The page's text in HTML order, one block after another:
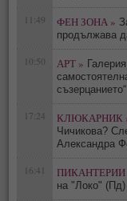
11:49 ФЕН ЗОНА »
продължава
10:50 АРТ »
съзерцанието“
17:24 КЛЮКАРНИК
Чичикова?
Александра
16:41 ПИКАНТЕРИИ
на "Локо" (Пд)